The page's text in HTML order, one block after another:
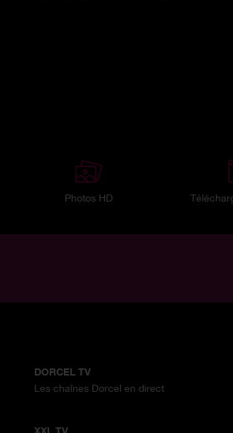
Photos HD
DORCEL TV
Les chaînes Dorcel en direct